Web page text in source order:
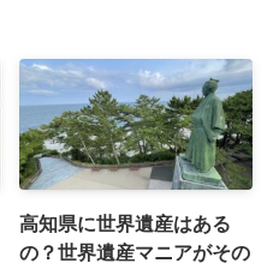
高知県に世界遺産はある
の？世界遺産マニアがその